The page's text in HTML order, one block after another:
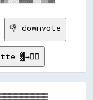
👎 downvote
▓→✊🏽
▒▒▓▓▓▓▓▓▓▓▓▓▓▓▓▓▓▓▓▓▓▓▓▓▓▓▓▓▓▓▓▓▓▓▓▓▓▓▓▓▓▓▓▓▓▓▓▓
████████████████████████████████▓▓▓▓████▓▓▒▒▒▒▒▒▒▒▒▒▒▒▒▒▓▓▓▓▓▓▓▓▓▓▓▓▓▓▓▓▓▓▓▓▓▓▓▓▓▓▓▓▓▓▓▓▒▒            ▒▒▓▓▓▓▓▓▓▓▓▓▓▓▓▓▓▓▓▓▓▓▓▓▓▓▓▓▓▓▓▓▓▓▓▓▓▓▓▓▓▓▓▓▓▓▓▓
████████████████████████████████▓▓████████▒▒▒▒▒▒▒▒▒▒▒▒░░▓▓▓▓▓▓▓▓▓▓▓▓▓▓▓▓▓▓▓▓▓▓▓▓▓▓▓▓▓▓▓▓▒▒            ▒▒▓▓▓▓▓▓▓▓▓▓▓▓▓▓▓▓▓▓▓▓▓▓▓▓▓▓▓▓▓▓▓▓▓▓▓▓▓▓▓▓▓▓▓▓▓▓
██████████████████████████████████████████▓▓▓▓▓▓██▓▓▓▓▓▓▓▓▓▓▓▓▓▓▓▓▓▓▓▓▓▓▓▓▓▓▓▓▓▓▓▓▓▓▓▓▓▓▓▓▒▒▒▒▒▒▓▓▒▒▒▒▓▓▓▓▓▓▓▓▓▓▓▓▓▓▓▓▓▓▓▓▓▓▓▓▓▓▓▓▓▓▓▓▓▓▓▓▓▓▓▓▓▓▓▓▓▓▓▓
████████████████████████████████████████████████▓▓▓▓▓▓▓▓▓▓▓▓▓▓▓▓▓▓▓▓▓▓▓▓▓▓▓▓▓▓▓▓▓▓▓▓▓▓▓▓▓▓▓▓▓▓▓▓▓▓▓▓▓▓▓▓▓▓▓▓▓▓▓▓▓▓▓▓▓▓▓▓▓▓▓▓▓▓▓▓▓▓▓▓▓▓▓▓▓▓▓▓▓▓▓▓▓▓▓▓▓▓
██████████████████████████████████████████████████████▓▓▓▓▓▓▓▓▓▓▓▓▓▓▓▓▓▓▓▓▓▓▓▓▓▓▓▓▓▓▓▓▓▓▓▓▓▓▓▓▓▓▓▓▓▓▓▓▓▓▓▓▓▓▓▓▓▓▓▓▓▓▓▓▓▓▓▓▓▓▓▓▓▓▓▓▓▓▓▓▓▓▓▓▓▓▓▓▓▓██▓▓▓▓
██████████████████████████████████████████████████████▓▓▓▓▓▓▓▓▓▓▓▓▓▓▓▓▓▓▓▓▓▓▓▓▓▓▓▓▓▓▓▓▓▓▓▓▓▓▓▓▓▓▓▓▓▓▓▓▓▓▓▓▓▓▓▓▓▓▓▓▓▓▓▓▓▓▓▓▓▓▓▓▓▓▓▓▓▓▓▓▓▓▓▓▓▓▓▓▓▓▓▓▓▓▓▓
████████████████████████████████████████████████████████▓▓▓▓▓▓▓▓▓▓▓▓▓▓▓▓▓▓▓▓▓▓▓▓▓▓▓▓▓▓▓▓▓▓▓▓▓▓▓▓▓▓▓▓▓▓▓▓▓▓▓▓▓▓▓▓▓▓▓▓▓▓▓▓▓▓▓▓▓▓▓▓▓▓▓▓▓▓▓▓▓▓▓▓▓▓▓▓▓▓▓▓▓▓
██████████████████████████████████████████████████████████▓▓▓▓▓▓▓▓▓▓▓▓▓▓▓▓▓▓▓▓▓▓▓▓▓▓▓▓▓▓▓▓▓▓▓▓▓▓▓▓▓▓▓▓▓▓▓▓▓▓▓▓▓▓▓▓▓▓▓▓▓▓▓▓▓▓▓▓▓▓▓▓▓▓▓▓▓▓▓▓▓▓▓▓▓▓▓▓▓▓▓▓
██████████████████████████████████████████████████████████▓▓▓▓▓▓▓▓▓▓▓▓▓▓▓▓▓▓▓▓▓▓▓▓▓▓▓▓▓▓▓▓▓▓▓▓▓▓▓▓▓▓▓▓▓▓▓▓▓▓▓▓▓▓▓▓▓▓▓▓▓▓▓▓██████▓▓▓▓▓▓▓▓▓▓▓▓▓▓▓▓▓▓▓▓▓▓
██████████████████████████████████████████████████████████▓▓▓▓▓▓▓▓▓▓▓▓▓▓▓▓▓▓▓▓▓▓▓▓▓▓▓▓▓▓▓▓▓▓▓▓▓▓▓▓▓▓▓▓▓▓▓▓▓▓▓▓▓▓▓▓▓▓▓▓▓▓██████████████████████████████
████████████████████████████████████████████████████████████████▓▓▓▓▓▓▓▓▓▓▓▓▓▓▓▓▓▓▓▓▓▓▓▓▓▓▓▓▓▓▓▓▓▓▓▓▓▓▓▓▓▓▓▓▓▓▓▓▓▓▓▓▓▓████████████████████████████████
████████████████████████████████████████████████████████████████████████▓▓▓▓▓▓▓▓▓▓▓▓▓▓▓▓▓▓▓▓▓▓▓▓▓▓▓▓▓▓▓▓▓▓▓▓▓▓▓▓▓▓▓▓▓▓████████████████████████████████
████████████████████████████████████████████████████████████████████████████▓▓▓▓▓▓▓▓▓▓▓▓▓▓▓▓▓▓▓▓▓▓▓▓▓▓▓▓▓▓▓▓▓▓▓▓▓▓▓▓▓▓████████████████████████████████
██████████████████████████████████████████████████████████████████████████████▓▓▓▓▓▓████▓▓▓▓▓▓▓▓▓▓▓▓▓▓▓▓▓▓▓▓▓▓▓▓▓▓▓▓▓▓████████████████████████████████
████████████████████████████████████████████████████████████████████████████████████████████▓▓▓▓▓▓▓▓▓▓▓▓▓▓▓▓▓▓▓▓▓▓▓▓▓▓████████████████████████████████
████████████████████████████████████████████████████████████████████████████████████████████████▓▓▓▓▓▓▓▓▓▓▓▓▓▓▓▓▓▓▓▓▓▓████████████████████████████████
██████████████████████████████████